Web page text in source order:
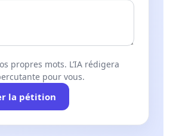
propres mots. L’IA rédigera
pour vous.
la pétition